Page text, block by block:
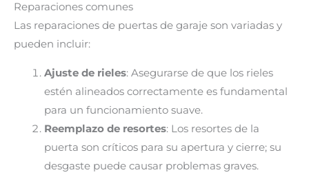
Reparaciones comunes
Las reparaciones de puertas de garaje son variadas y
pueden incluir:
Ajuste de rieles: Asegurarse de que los rieles
estén alineados correctamente es fundamental
para un funcionamiento suave.
Reemplazo de resortes: Los resortes de la
puerta son críticos para su apertura y cierre; su
desgaste puede causar problemas graves.